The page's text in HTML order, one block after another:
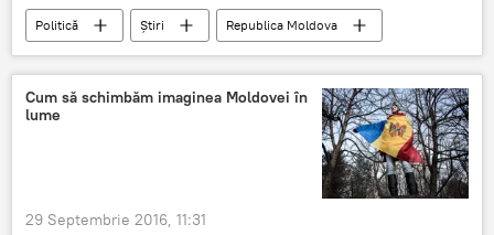
Politică Știri
Republica Moldova
Ilan Şor
Kroll
fraudă
sectorul bancar
Cum să schimbăm imaginea Moldovei în
lume
29 Septembrie 2016, 11:31